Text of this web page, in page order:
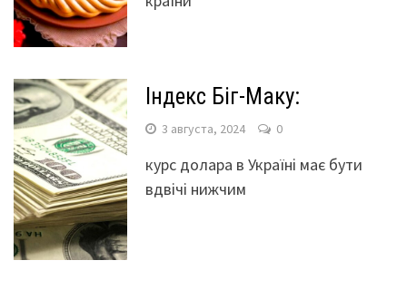
Індекс Біг-Маку:
3 августа, 2024 0
курс долара в Україні має бути
вдвічі нижчим